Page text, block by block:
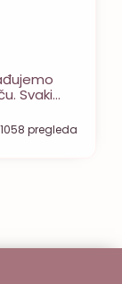
Svaki
važan
1058 pregleda